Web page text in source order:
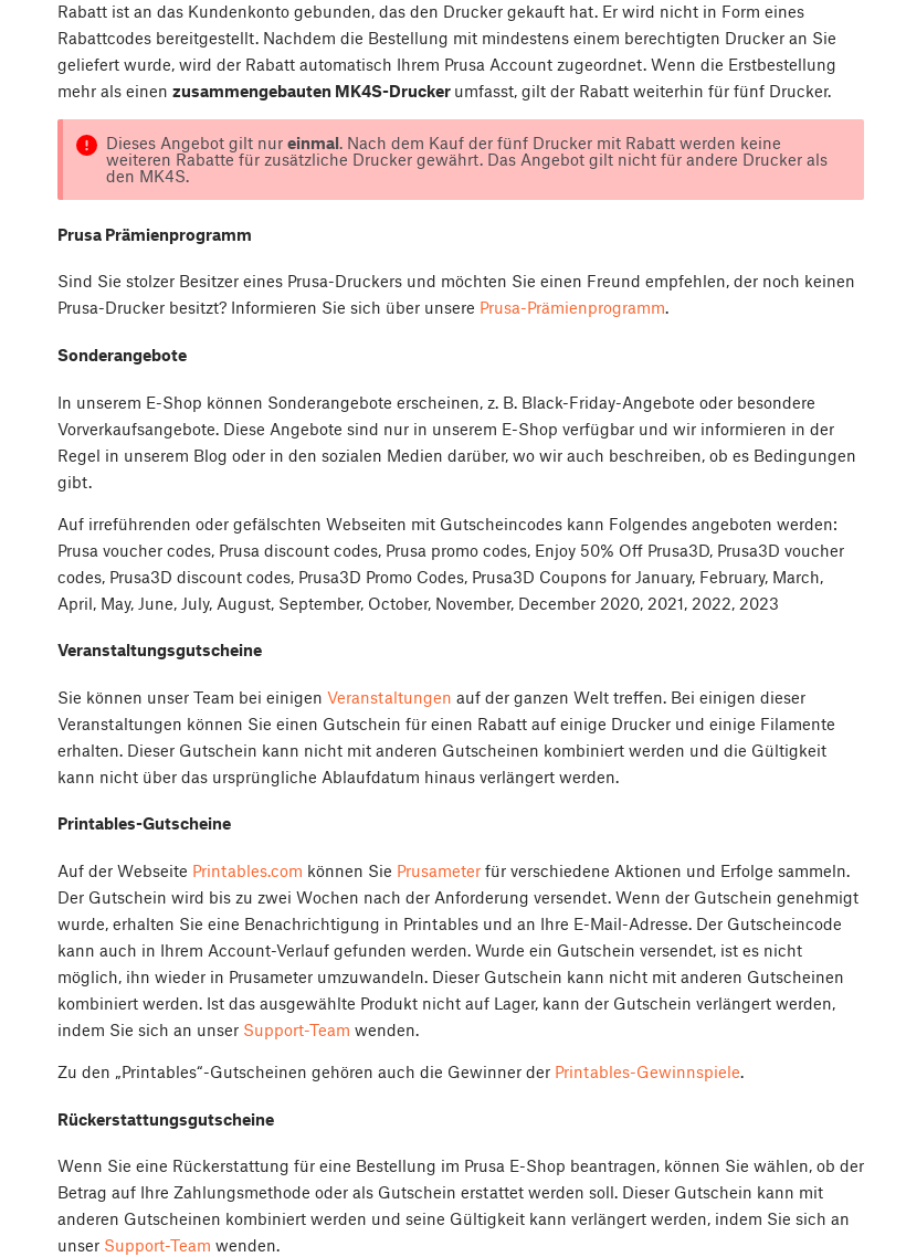
Rabatt ist an das Kundenkonto gebunden, das den Drucker gekauft hat. Er wird nicht in Form eines
Rabattcodes bereitgestellt. Nachdem die Bestellung mit mindestens einem berechtigten Drucker an Sie
geliefert wurde, wird der Rabatt automatisch Ihrem Prusa Account zugeordnet. Wenn die Erstbestellung
mehr als einen zusammengebauten MK4S-Drucker umfasst, gilt der Rabatt weiterhin für fünf Drucker.
Dieses Angebot gilt nur einmal. Nach dem Kauf der fünf Drucker mit Rabatt werden keine
weiteren Rabatte für zusätzliche Drucker gewährt. Das Angebot gilt nicht für andere Drucker als
den MK4S.
Prusa Prämienprogramm
Sind Sie stolzer Besitzer eines Prusa-Druckers und möchten Sie einen Freund empfehlen, der noch keinen
Prusa-Drucker besitzt? Informieren Sie sich über unsere Prusa-Prämienprogramm.
Sonderangebote
In unserem E-Shop können Sonderangebote erscheinen, z. B. Black-Friday-Angebote oder besondere
Vorverkaufsangebote. Diese Angebote sind nur in unserem E-Shop verfügbar und wir informieren in der
Regel in unserem Blog oder in den sozialen Medien darüber, wo wir auch beschreiben, ob es Bedingungen
gibt.
Auf irreführenden oder gefälschten Webseiten mit Gutscheincodes kann Folgendes angeboten werden:
Prusa voucher codes, Prusa discount codes, Prusa promo codes, Enjoy 50% Off Prusa3D, Prusa3D voucher
codes, Prusa3D discount codes, Prusa3D Promo Codes, Prusa3D Coupons for January, February, March,
April, May, June, July, August, September, October, November, December 2020, 2021, 2022, 2023
Veranstaltungsgutscheine
Sie können unser Team bei einigen Veranstaltungen auf der ganzen Welt treffen. Bei einigen dieser
Veranstaltungen können Sie einen Gutschein für einen Rabatt auf einige Drucker und einige Filamente
erhalten. Dieser Gutschein kann nicht mit anderen Gutscheinen kombiniert werden und die Gültigkeit
kann nicht über das ursprüngliche Ablaufdatum hinaus verlängert werden.
Printables-Gutscheine
Auf der Webseite Printables.com können Sie Prusameter für verschiedene Aktionen und Erfolge sammeln.
Der Gutschein wird bis zu zwei Wochen nach der Anforderung versendet. Wenn der Gutschein genehmigt
wurde, erhalten Sie eine Benachrichtigung in Printables und an Ihre E-Mail-Adresse. Der Gutscheincode
kann auch in Ihrem Account-Verlauf gefunden werden. Wurde ein Gutschein versendet, ist es nicht
möglich, ihn wieder in Prusameter umzuwandeln. Dieser Gutschein kann nicht mit anderen Gutscheinen
kombiniert werden. Ist das ausgewählte Produkt nicht auf Lager, kann der Gutschein verlängert werden,
indem Sie sich an unser Support-Team wenden.
Zu den „Printables“-Gutscheinen gehören auch die Gewinner der Printables-Gewinnspiele.
Rückerstattungsgutscheine
Wenn Sie eine Rückerstattung für eine Bestellung im Prusa E-Shop beantragen, können Sie wählen, ob der
Betrag auf Ihre Zahlungsmethode oder als Gutschein erstattet werden soll. Dieser Gutschein kann mit
anderen Gutscheinen kombiniert werden und seine Gültigkeit kann verlängert werden, indem Sie sich an
unser Support-Team wenden.